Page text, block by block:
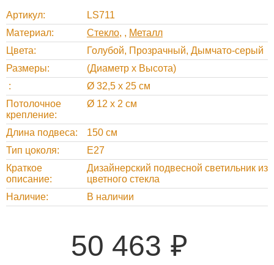
Артикул
LS711
Материал
Стекло , Металл
Цвета
Голубой, Прозрачный, Дымчато-серый
Размеры
(Диаметр х Высота)
Ø 32,5 х 25 см
Потолочное
крепление
Ø 12 х 2 см
Длина подвеса
150 см
Тип цоколя
Е27
Краткое
описание
Дизайнерский подвесной светильник из
цветного стекла
Наличие
В наличии
50 463